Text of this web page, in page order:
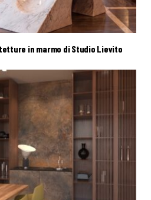
in marmo di Studio Lievito